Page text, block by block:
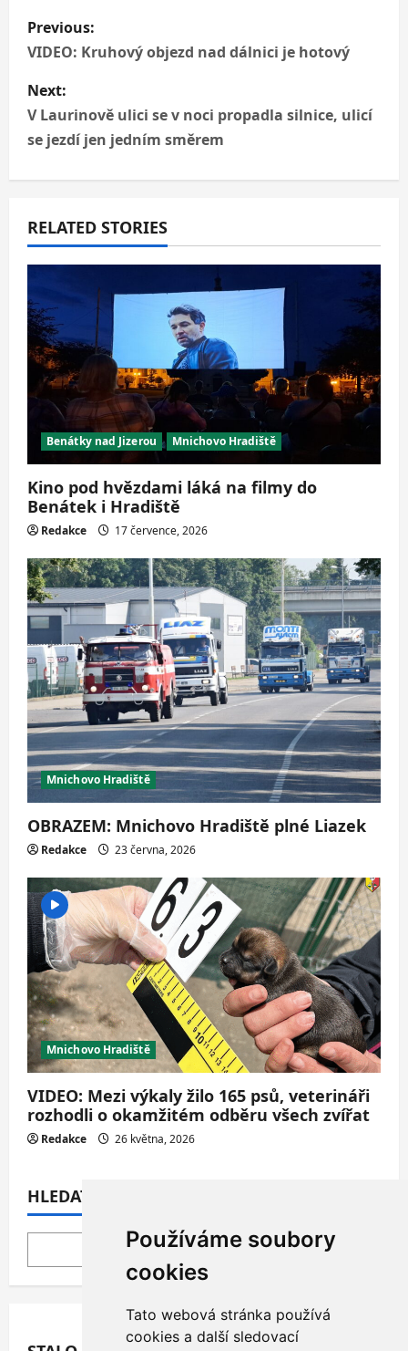
Používáme soubory
cookies
Tato webová stránka používá
cookies a další sledovací
P
o
s
t
n
a
v
g
a
t
o
n
Previous:
VIDEO: Kruhový objezd nad dálnici je hotový
Next:
V Laurinově ulici se v noci propadla silnice, ulicí
se jezdí jen jedním směrem
RELATED STORIES
Benátky nad Jizerou Mnichovo Hradiště
Kino pod hvězdami láká na filmy do
Benátek i Hradiště
Redakce 17 července, 2026
Mnichovo Hradiště
OBRAZEM: Mnichovo Hradiště plné Liazek
Redakce 23 června, 2026
Mnichovo Hradiště
VIDEO: Mezi výkaly žilo 165 psů, veterináři
rozhodli o okamžitém odběru všech zvířat
Redakce 26 května, 2026
HLEDAT
HLEDAT